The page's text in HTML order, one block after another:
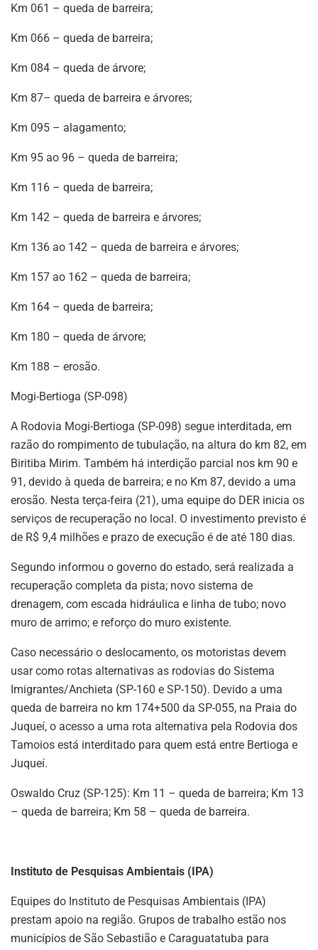
Km 061 – queda de barreira;
Km 066 – queda de barreira;
Km 084 – queda de árvore;
Km 87– queda de barreira e árvores;
Km 095 – alagamento;
Km 95 ao 96 – queda de barreira;
Km 116 – queda de barreira;
Km 142 – queda de barreira e árvores;
Km 136 ao 142 – queda de barreira e árvores;
Km 157 ao 162 – queda de barreira;
Km 164 – queda de barreira;
Km 180 – queda de árvore;
Km 188 – erosão.
Mogi-Bertioga (SP-098)
A Rodovia Mogi-Bertioga (SP-098) segue interditada, em
razão do rompimento de tubulação, na altura do km 82, em
Biritiba Mirim. Também há interdição parcial nos km 90 e
91, devido à queda de barreira; e no Km 87, devido a uma
erosão. Nesta terça-feira (21), uma equipe do DER inicia os
serviços de recuperação no local. O investimento previsto é
de R$ 9,4 milhões e prazo de execução é de até 180 dias.
Segundo informou o governo do estado, será realizada a
recuperação completa da pista; novo sistema de
drenagem, com escada hidráulica e linha de tubo; novo
muro de arrimo; e reforço do muro existente.
Caso necessário o deslocamento, os motoristas devem
usar como rotas alternativas as rodovias do Sistema
Imigrantes/Anchieta (SP-160 e SP-150). Devido a uma
queda de barreira no km 174+500 da SP-055, na Praia do
Juqueí, o acesso a uma rota alternativa pela Rodovia dos
Tamoios está interditado para quem está entre Bertioga e
Juqueí.
Oswaldo Cruz (SP-125): Km 11 – queda de barreira; Km 13
– queda de barreira; Km 58 – queda de barreira.
Instituto de Pesquisas Ambientais (IPA)
Equipes do Instituto de Pesquisas Ambientais (IPA)
prestam apoio na região. Grupos de trabalho estão nos
municípios de São Sebastião e Caraguatatuba para